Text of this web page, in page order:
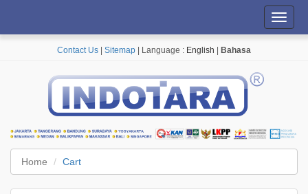
Contact Us Sitemap | Language : English Bahasa
Home Cart